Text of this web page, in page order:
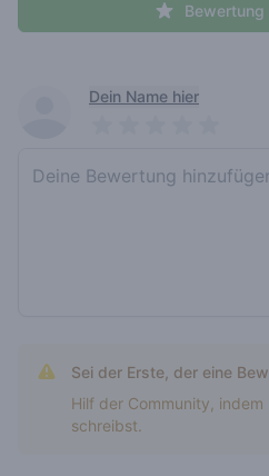
Bewertung
Recent reviewsDein Name hier
Sei der Erste, der eine
Hilf der Community, indem
schreibst.